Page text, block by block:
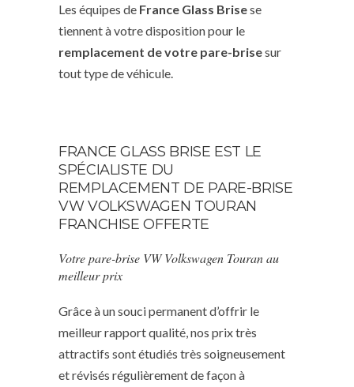
Les équipes de France Glass Brisese
tiennent à votre disposition pour le
remplacement de votre pare-brisesur
tout type de véhicule.
FRANCE GLASS BRISE EST LE
SPÉCIALISTE DU
REMPLACEMENT DE PARE-BRISE
VW VOLKSWAGEN TOURAN
FRANCHISE OFFERTE
Votre pare-brise VW Volkswagen Touran au
meilleur prix
Grâce à un souci permanent d’offrir le
meilleur rapport qualité, nos prix très
attractifs sont étudiés très soigneusement
et révisés régulièrement de façon à